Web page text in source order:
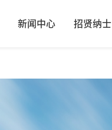
新闻中心 招贤纳士